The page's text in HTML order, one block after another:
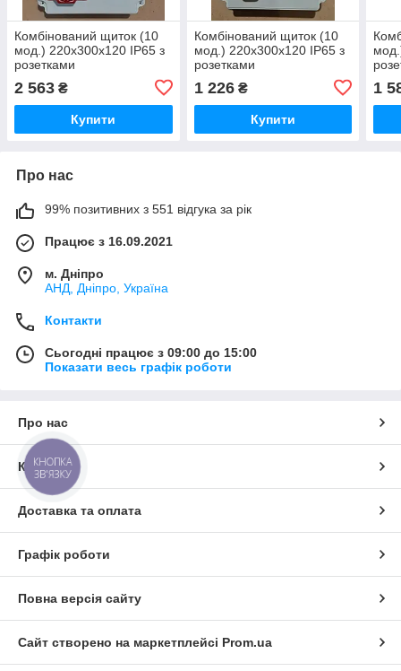
Комбінований щиток (10
мод.) 220x300x120 IP65 з
розетками
Schneider Electric
2 563 ₴
Купити
Комбінований щиток (10
мод.) 220x300x120 IP65 з
розетками
1 226₴
Купити
1
Про нас
99% позитивних з 551 відгука за рік
Працює з 16.09.2021
м. Дніпро
АНД, Дніпро, Україна
Контакти
Сьогодні працює з 09:00 до 15:00
Показати весь графік роботи
Про нас
Контакти
Доставка та оплата
Графік роботи
Повна версія сайту
Сайт створено на маркетплейсі Prom.ua
КНОПКА
ЗВ'ЯЗКУ